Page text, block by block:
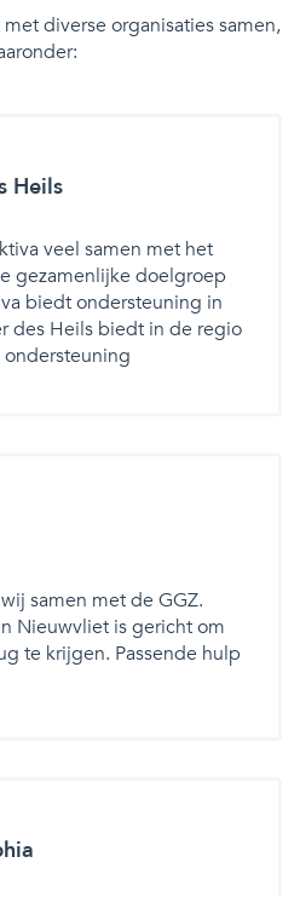
diverse organisaties samen,
Heils
veel samen met het
gezamenlijke doelgroep
biedt ondersteuning in
des Heils biedt in de regio
samen met de GGZ.
Nieuwvliet is gericht om
te krijgen. Passende hulp